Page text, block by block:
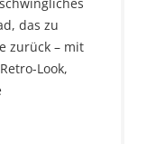
das zu
zurück – mit
Look,